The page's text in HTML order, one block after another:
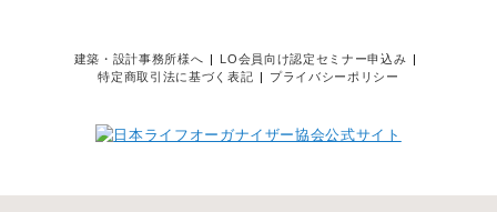
建築・設計事務所様へ
LO会員向け認定セミナー申込み
特定商取引法に基づく表記
プライバシーポリシー